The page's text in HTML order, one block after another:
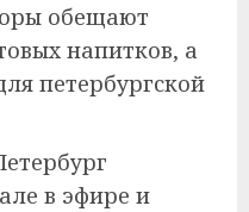
обещают
напитков, а
петербургской
в эфире и